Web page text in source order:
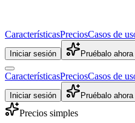
CaracterísticasPreciosCasos de
Iniciar sesión Pruébalo ahora
CaracterísticasPreciosCasos de
Iniciar sesión Pruébalo ahora
Precios simples